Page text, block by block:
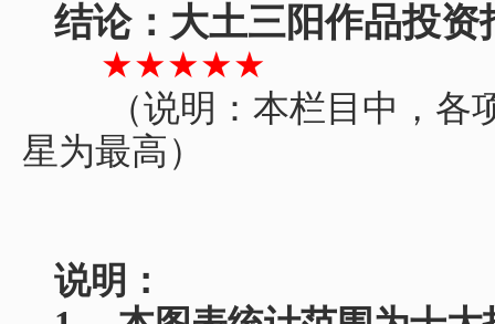
结论：大土三阳作品投资
★★★★★
（说明：本栏目中，
星为最高）
说明：